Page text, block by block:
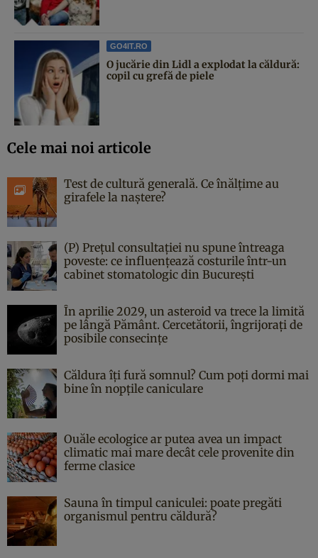
GO4IT.RO
O jucărie din Lidl a explodat la căldură:
copil cu grefă de piele
Cele mai noi articole
Test de cultură generală. Ce înălțime au
girafele la naștere?
(P) Prețul consultației nu spune întreaga
poveste: ce influențează costurile într-un
cabinet stomatologic din București
În aprilie 2029, un asteroid va trece la limită
pe lângă Pământ. Cercetătorii, îngrijorați de
posibile consecințe
Căldura îți fură somnul? Cum poți dormi mai
bine în nopțile caniculare
Ouăle ecologice ar putea avea un impact
climatic mai mare decât cele provenite din
ferme clasice
Sauna în timpul caniculei: poate pregăti
organismul pentru căldură?